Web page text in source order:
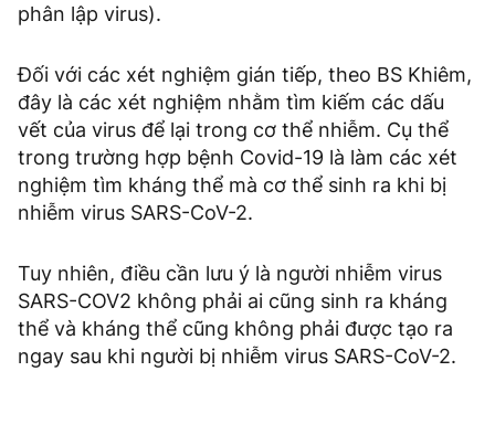
phân lập virus).
Đối với các xét nghiệm gián tiếp, theo BS Khiêm,
đây là các xét nghiệm nhằm tìm kiếm các dấu
vết của virus để lại trong cơ thể nhiễm. Cụ thể
trong trường hợp bệnh Covid-19 là làm các xét
nghiệm tìm kháng thể mà cơ thể sinh ra khi bị
nhiễm virus SARS-CoV-2.
Tuy nhiên, điều cần lưu ý là người nhiễm virus
SARS-COV2 không phải ai cũng sinh ra kháng
thể và kháng thể cũng không phải được tạo ra
ngay sau khi người bị nhiễm virus SARS-CoV-2.